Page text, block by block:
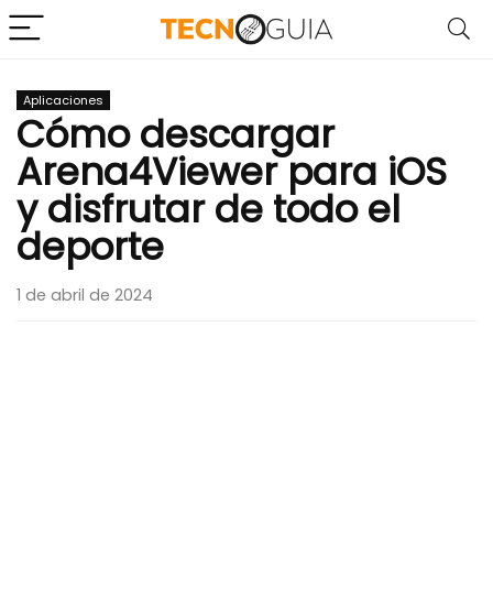
Aplicaciones
Cómo descargar
Arena4Viewer para iOS
y disfrutar de todo el
deporte
1 de abril de 2024